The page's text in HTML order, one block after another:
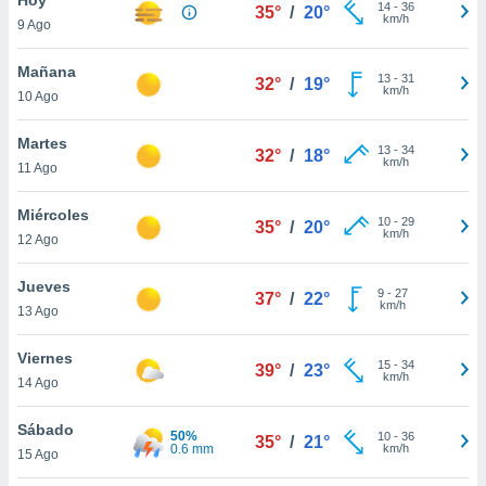
y
en
más
de
9 Ago
35° / 20° 14- 36
km/h
Mañana
10 Ago
32° / 19° 13- 31
km/h
Martes
11 Ago
32° / 18° 13- 34
km/h
Miércoles
12 Ago
35° / 20° 10- 29
km/h
Jueves
13 Ago
37° / 22° 9- 27
km/h
Viernes
14 Ago
39° / 23° 15- 34
km/h
Sábado
15 Ago
50%
0.6 mm
35° / 21° 10- 36
km/h